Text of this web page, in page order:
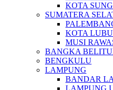
KOTA
SUMATERA
KOTA
MUSI
BANGKA
BENGKULU
LAMPUNG
BANDAR
LAMPUNG